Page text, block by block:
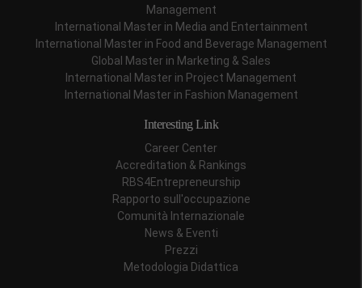
Management
International Master in Media and Entertainment
International Master in Food and Beverage Management
Global Master in Marketing & Sales
International Master in Project Management
International Master in Fashion Management
Interesting Link
Career Center
Accreditation & Rankings
RBS4Entrepreneurship
Rapporto sull'occupazione
Comunità Internazionale
News & Eventi
Prezzi
Metodologia Didattica